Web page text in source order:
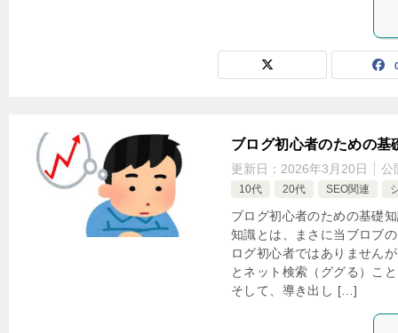
ブログ初心者のための基
更新日： 2026年3月20日 公
10代 20代 SEO関連
ブログ初心者のための基礎
知識とは、まさに当ブロブ
ログ初心者ではありません
とネット検索（ググる）こ
そして、導き出し […]